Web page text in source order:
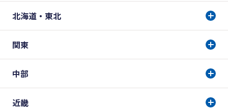
北海道・東北
関東
中部
近畿